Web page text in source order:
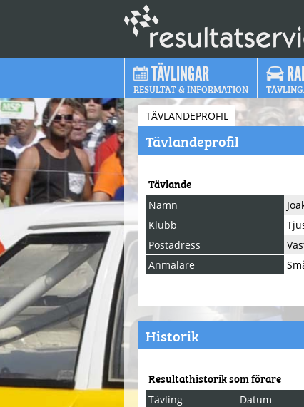
TÄVLINGAR
RESULTAT & INFORMATION
TÄVLANDEPROFIL
Tävlandeprofil
Tävlande
Namn
Klubb
Postadress
Anmälare
Historik
Resultathistorik som förare
Tävling Datum